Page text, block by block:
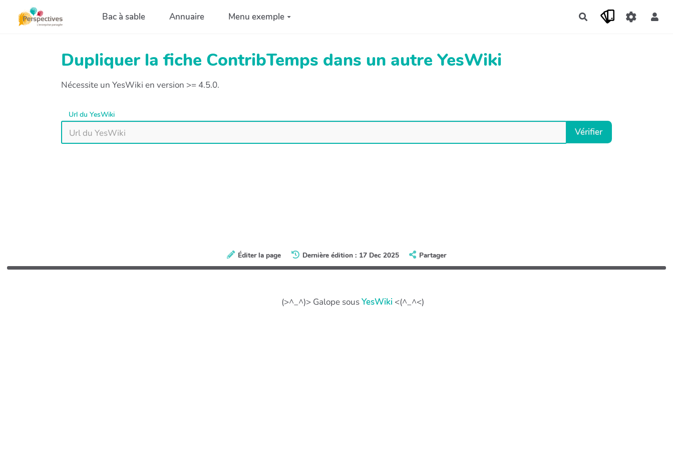
Aller au contenu principalBac à sable Annuaire Menu exemple Rechercher
Dupliquer la fiche ContribTemps dans un autre YesWiki
Nécessite un YesWiki en version >= 4.5.0.
Url du YesWiki
Vérifier
Éditer la page Dernière édition : 17 Dec 2025 Partager
(>^_^)> Galope sousYesWiki <(^_^<)